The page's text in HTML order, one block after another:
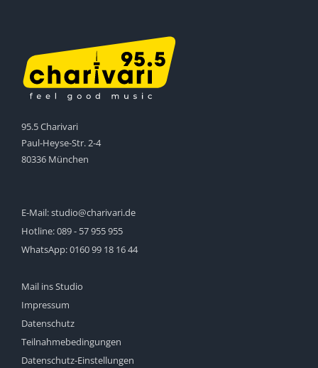
95.5 Charivari
Paul-Heyse-Str. 2-4
80336 München
E-Mail:studio@charivari.de
Hotline:089 - 57 955 955
WhatsApp:0160 99 18 16 44
Mail ins Studio
Impressum
Datenschutz
Teilnahmebedingungen
Datenschutz-Einstellungen